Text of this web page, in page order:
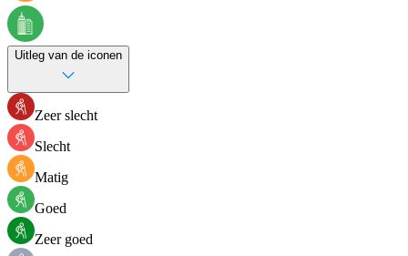
Uitleg van de iconen
Zeer slecht
Slecht
Matig
Goed
Zeer goed